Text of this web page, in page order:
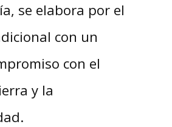
se elabora por el
con un
con el
y la